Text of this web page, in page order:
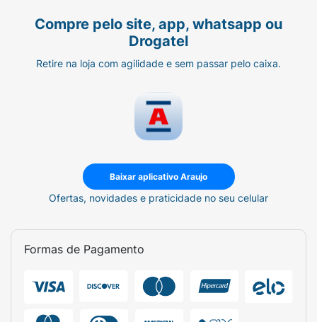
Compre pelo site, app, whatsapp ou
Drogatel
Retire na loja com agilidade e sem passar pelo caixa.
Baixar aplicativo Araujo
Ofertas, novidades e praticidade no seu celular
Formas de Pagamento